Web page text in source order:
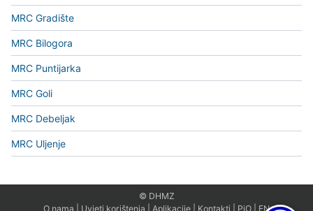
MRC Gradište
MRC Bilogora
MRC Puntijarka
MRC Goli
MRC Debeljak
MRC Uljenje
© DHMZ
O nama
Uvjeti korištenja Aplikacije Kontakti PiO EN